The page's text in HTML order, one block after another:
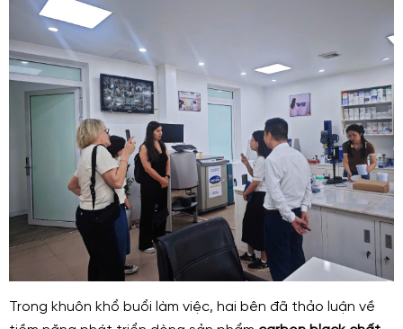
Trong khuôn khổ buổi làm việc, hai bên đã thảo luận về